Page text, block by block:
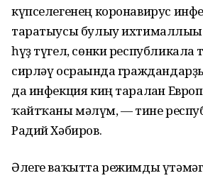
күпселегенең коронавирус
таратыусы булыу
һүҙ түгел, сөнки республикала
сирләү осрағында
да инфекция киң таралған
ҡайтҡаны мәғлүм, — тине
Радий Хәбиров.
Әлеге ваҡытта режимды